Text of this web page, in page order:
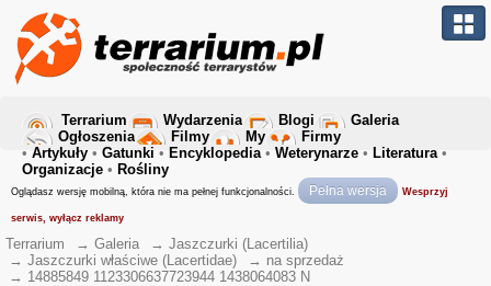
Terrarium Wydarzenia Blogi
Galeria
Ogłoszenia
Filmy My
Firmy
• Artykuły • Gatunki • Encyklopedia• Weterynarze • Literatura•
Organizacje • Rośliny
Oglądasz wersję mobilną, która nie ma pełnej funkcjonalności. Pełna wersja Wesprzyj
serwis, wyłącz reklamy
Terrarium → Galeria → Jaszczurki (Lacertilia)
→ Jaszczurki właściwe (Lacertidae) → na sprzedaż
→ 14885849 1123306637723944 1438064083 N